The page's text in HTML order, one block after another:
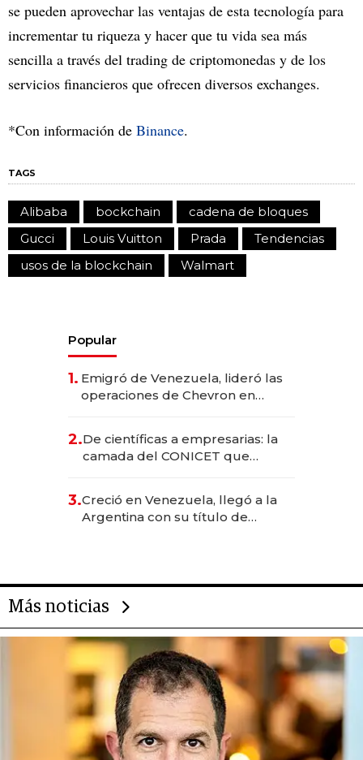
se pueden aprovechar las ventajas de esta tecnología para
incrementar tu riqueza y hacer que tu vida sea más
sencilla a través del trading de criptomonedas y de los
servicios financieros que ofrecen diversos exchanges.
*Con información de Binance.
TAGS
Alibaba bockchain
cadena de bloques
Gucci
Louis Vuitton Prada
Tendencias
usos de la blockchain
Walmart
Popular
1. Emigró de Venezuela, lideró las
operaciones de Chevron en
2.De científicas a empresarias: la
camada del CONICET que
3.Creció en Venezuela, llegó a la
Argentina con su título de
Más noticias